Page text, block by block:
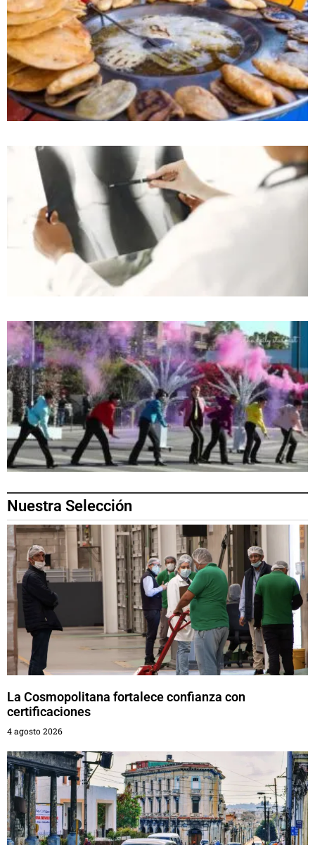
Nuestra Selección
La Cosmopolitana fortalece confianza con
certificaciones
4 agosto 2026